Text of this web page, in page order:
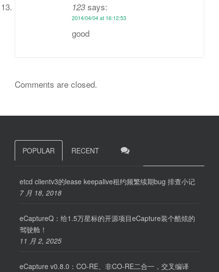
123 says:
2014/04/04 at 16:12:53
good
Comments are closed.
POPULAR RECENT
etcd clientv3的lease keepalive租约频繁续期bug 排查小记
7 月 18, 2018
eCaptureQ：给1.5万星标的开源项目eCapture装个酷炫的
驾驶舱！
11 月 2, 2025
eCapture v0.8.0：CO-RE、非CO-RE二合一，交叉编译